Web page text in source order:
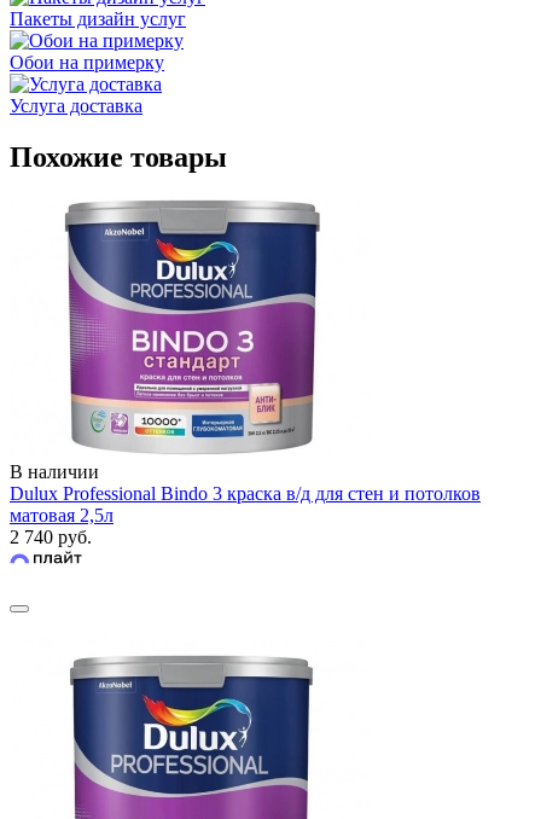
Пакеты дизайн услуг
Обои на примерку
Услуга доставка
Похожие товары
В наличии
Dulux Professional Bindo 3 краска в/д для стен и потолков
матовая 2,5л
2 740 руб.